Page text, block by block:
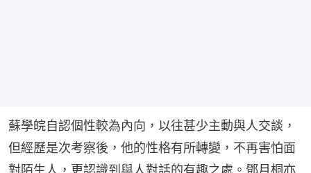
蘇學皖自認個性較為內向，以往甚少主動與人交談，
但經歷是次考察後，他的性格有所轉變，不再害怕面
對陌生人，更認識到與人對話的有趣之處。鄧月桐亦